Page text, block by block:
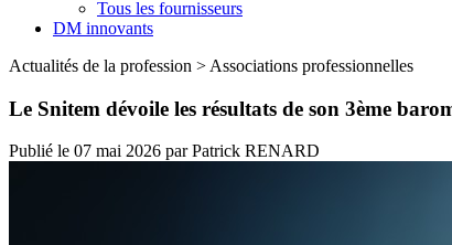
Tous les fournisseurs
DM innovants
Actualités de la profession > Associations professionnelles
Le Snitem dévoile les résultats de son 3ème
Publié le 07 mai 2026 parPatrick RENARD